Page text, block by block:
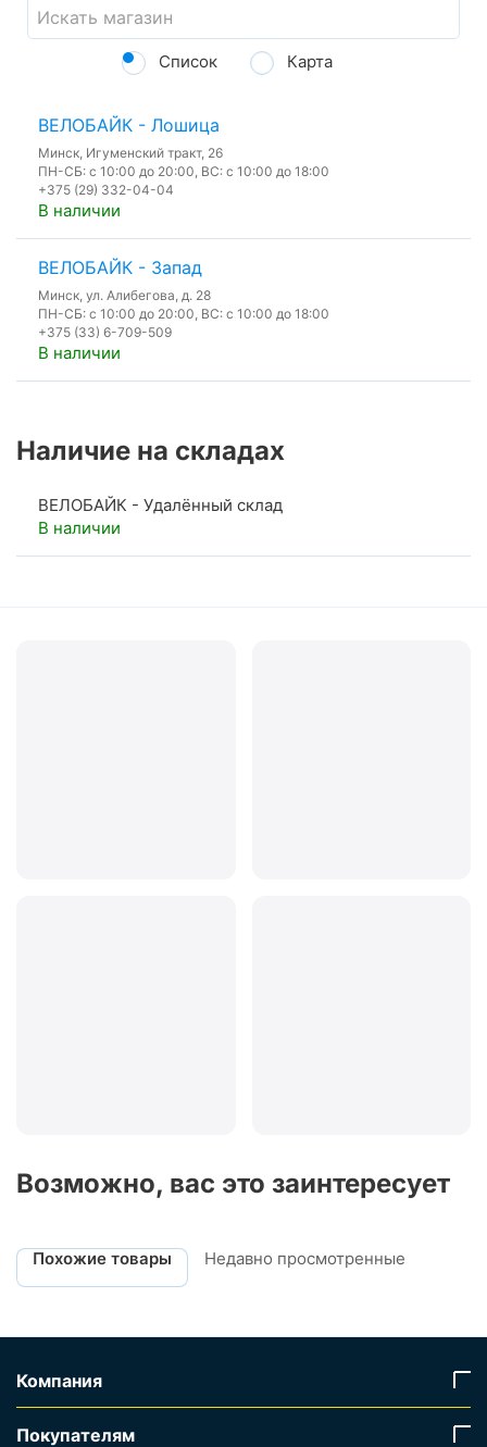
Список Карта
ВЕЛОБАЙК - Лошица
Минск, Игуменский тракт, 26
ПН-СБ: с 10:00 до 20:00, ВС: с 10:00 до 18:00
+375 (29) 332-04-04
В наличии
ВЕЛОБАЙК - Запад
Минск, ул. Алибегова, д. 28
ПН-СБ: с 10:00 до 20:00, ВС: с 10:00 до 18:00
+375 (33) 6-709-509
В наличии
Наличие на складах
ВЕЛОБАЙК - Удалённый склад
В наличии
Возможно, вас это заинтересует
Похожие товары Недавно просмотренные
Компания
Покупателям